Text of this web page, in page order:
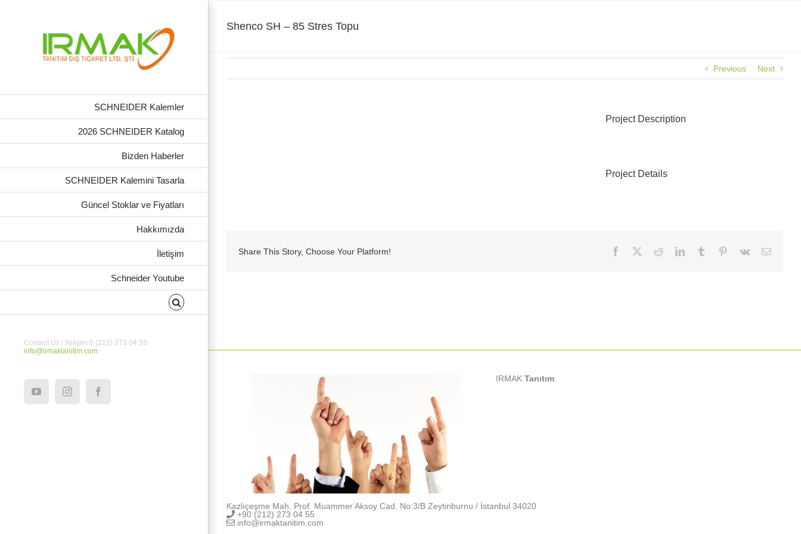
SCHNEIDER Kalemler
2026 SCHNEIDER Katalog
Bizden Haberler
SCHNEIDER Kalemini Tasarla
Güncel Stoklar ve Fiyatları
Hakkımızda
İletişim
Schneider Youtube
Contact Us / İletişim 0 (212) 273 04 55
info@irmaktanitim.com
YouTubeInstagramFacebook
Shenco SH – 85 Stres Topu
Previous Next
Project Description
Project Details
Share This Story, Choose Your Platform! Facebook RedditLinkedInTumblr Pinterest
Vk
E-
IRMAK Tanıtım
Kazlıçeşme Mah. Prof. Muammer Aksoy Cad. No:3/B Zeytinburnu / İstanbul 34020
+90 (212) 273 04 55
info@irmaktanitim.com